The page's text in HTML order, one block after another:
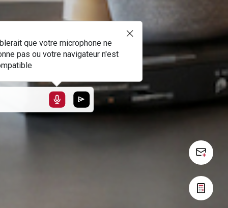
que votre microphone ne
pas ou votre navigateur n'est